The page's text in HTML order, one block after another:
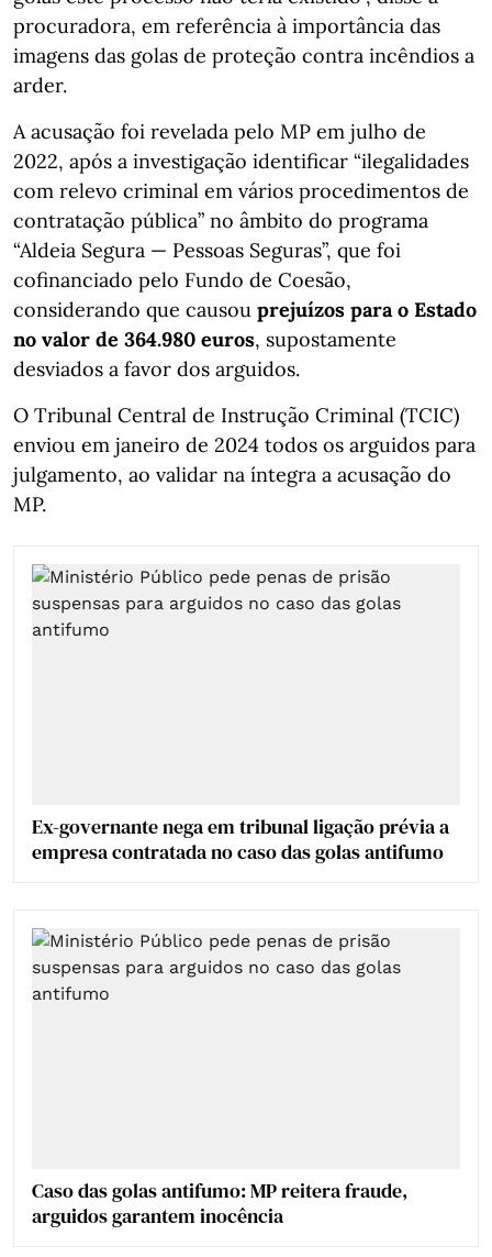
procuradora, em referência à importância das
imagens das golas de proteção contra incêndios a
arder.
A acusação foi revelada pelo MP em julho de
2022, após a investigação identificar “ilegalidades
com relevo criminal em vários procedimentos de
contratação pública” no âmbito do programa
“Aldeia Segura — Pessoas Seguras”, que foi
cofinanciado pelo Fundo de Coesão,
considerando que causou prejuízos para o Estado
no valor de 364.980 euros, supostamente
desviados a favor dos arguidos.
O Tribunal Central de Instrução Criminal (TCIC)
enviou em janeiro de 2024 todos os arguidos para
julgamento, ao validar na íntegra a acusação do
MP.
Ex-governante nega em tribunal ligação prévia a
empresa contratada no caso das golas antifumo
Caso das golas antifumo: MP reitera fraude,
arguidos garantem inocência